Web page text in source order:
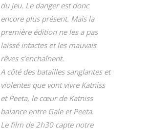
du jeu. Le danger est donc
encore plus présent. Mais la
première édition ne les a pas
laissé intactes et les mauvais
rêves s’enchaînent.
A côté des batailles sanglantes et
violentes que vont vivre Katniss
et Peeta, le cœur de Katniss
balance entre Gale et Peeta.
Le film de 2h30 capte notre